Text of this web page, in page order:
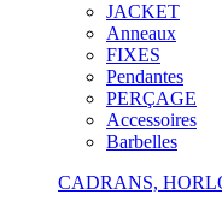
JACKET
Anneaux
FIXES
Pendantes
PERÇAGE
Accessoires
Barbelles
CADRANS,